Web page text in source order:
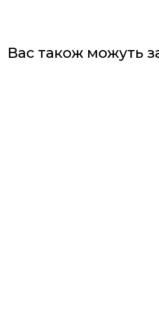
Вас також можуть